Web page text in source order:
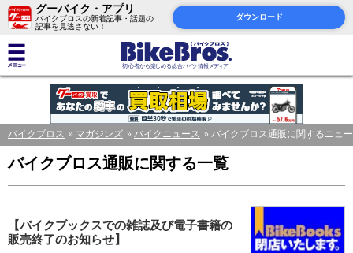
グーバイク・アプリ
バイクブロスの新着記事・話題の
記事を見逃さない！
ダウンロード
バイクブロス マガジンズ バイクニュース バイクブロス通販に関するニュ
バイクブロス通販に関する一覧
【バイクブックスでの雑誌及び電子書籍の
販売終了のお知らせ】